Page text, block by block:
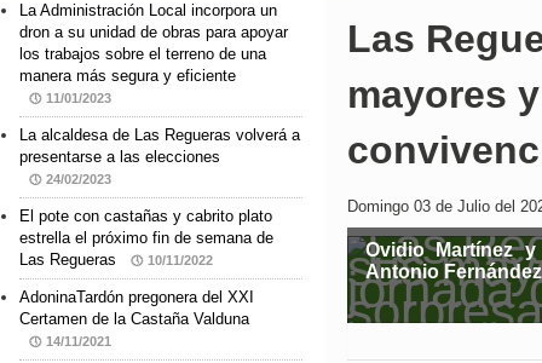
Las
mayores
Domingo 03 de Julio del
Ovidio Martínez
Antonio
La Administración Local incorpora un
dron a su unidad de obras para apoyar
los trabajos sobre el terreno de una
manera más segura y eficiente
11/01/2023
La alcaldesa de Las Regueras volverá a
presentarse a las elecciones
24/02/2023
El pote con castañas y cabrito plato
estrella el próximo fin de semana de
Las Regueras
10/11/2022
AdoninaTardón pregonera del XXI
Certamen de la Castaña Valduna
14/11/2021